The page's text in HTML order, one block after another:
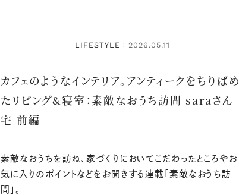
LIFESTYLE
： 2026.05.11
カフェのようなインテリア。アンティークをちりばめ
たリビング&寝室：素敵なおうち訪問 saraさん
宅 前編
素敵なおうちを訪ね、家づくりにおいてこだわったところやお
気に入りのポイントなどをお聞きする連載「素敵なおうち訪
問」。